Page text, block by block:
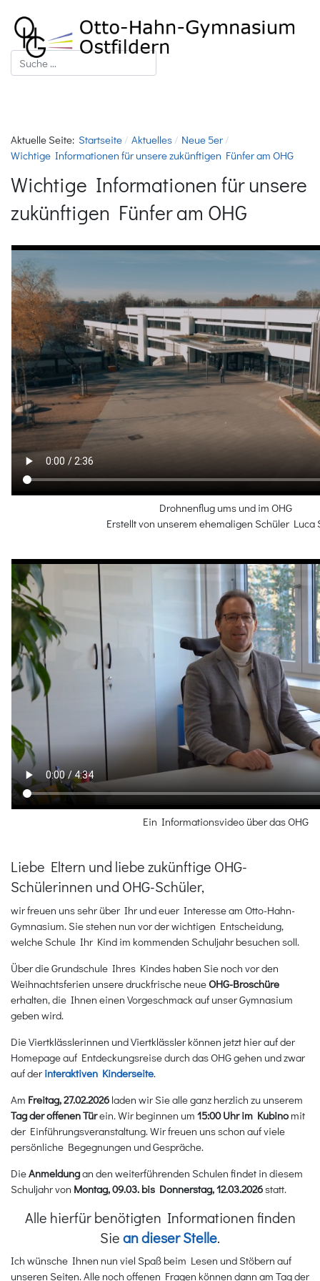
Suchen
Aktuelle Seite: Startseite Aktuelles
Neue 5er
Wichtige Informationen für unsere zukünftigen Fünfer am OHG
Wichtige Informationen für unsere
zukünftigen Fünfer am OHG
Drohnenflug ums und im OHG
Erstellt von unserem ehemaligen Schüler Luca
Ein Informationsvideo über das OHG
Liebe Eltern und liebe zukünftige OHG-
Schülerinnen und OHG-Schüler,
wir freuen uns sehr über Ihr und euer Interesse am Otto-Hahn-
Gymnasium. Sie stehen nun vor der wichtigen Entscheidung,
welche Schule Ihr Kind im kommenden Schuljahr besuchen soll.
Über die Grundschule Ihres Kindes haben Sie noch vor den
Weihnachtsferien unsere druckfrische neueOHG-Broschüre
erhalten, die Ihnen einen Vorgeschmack auf unser Gymnasium
geben wird.
Die Viertklässlerinnen und Viertklässler können jetzt hier auf der
Homepage auf Entdeckungsreise durch das OHG gehen und zwar
auf der interaktiven Kinderseite.
Am Freitag, 27.02.2026 laden wir Sie alle ganz herzlich zu unserem
Tag der offenen Türein. Wir beginnen um 15:00 Uhr im Kubino mit
der Einführungsveranstaltung. Wir freuen uns schon auf viele
persönliche Begegnungen und Gespräche.
DieAnmeldungan den weiterführenden Schulen findet in diesem
Schuljahr von Montag, 09.03. bis Donnerstag, 12.03.2026statt.
Alle hierfür benötigten Informationen finden
Siean dieser Stelle.
Ich wünsche Ihnen nun viel Spaß beim Lesen und Stöbern auf
unseren Seiten. Alle noch offenen Fragen können dann am Tag der